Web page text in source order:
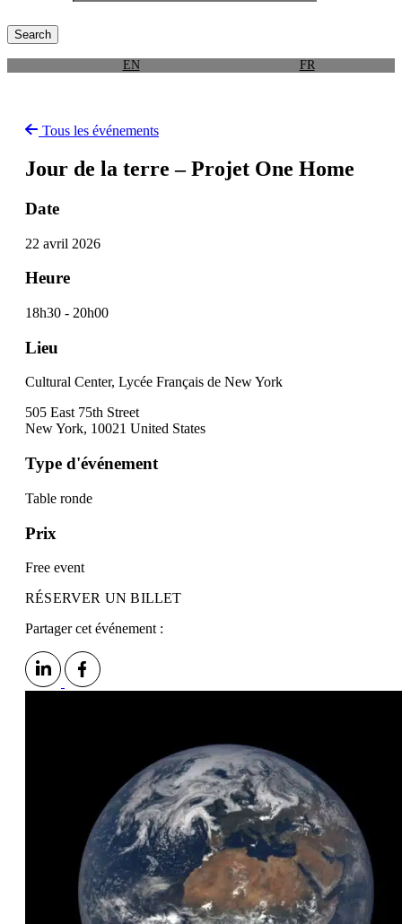
EN FR
Tous les événements
Jour de la terre – Projet One Home
Date
22 avril 2026
Heure
18h30 - 20h00
Lieu
Cultural Center, Lycée Français de New York
505 East 75th Street
New York, 10021 United States
Type d'événement
Table ronde
Prix
Free event
RÉSERVER UN BILLET
Partager cet événement :